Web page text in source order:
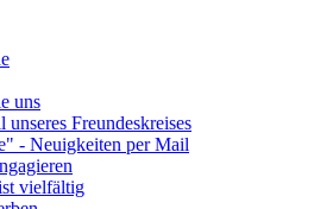
uns
unseres Freundeskreises
- Neuigkeiten per Mail
vielfältig